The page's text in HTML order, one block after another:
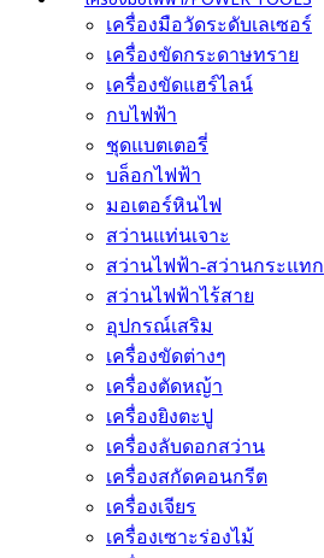
เครื่องมือวัดระดับเลเซอร์
เครื่องขัดกระดาษทราย
เครื่องขัดแฮร์ไลน์
กบไฟฟ้า
ชุดแบตเตอรี่
บล็อกไฟฟ้า
มอเตอร์หินไฟ
สว่านแท่นเจาะ
สว่านไฟฟ้า-สว่านกระแทก
สว่านไฟฟ้าไร้สาย
อุปกรณ์เสริม
เครื่องขัดต่างๆ
เครื่องตัดหญ้า
เครื่องยิงตะปู
เครื่องลับดอกสว่าน
เครื่องสกัดคอนกรีต
เครื่องเจียร
เครื่องเซาะร่องไม้